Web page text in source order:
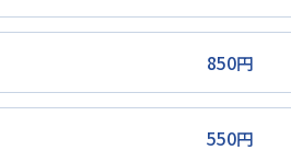
850円
550円